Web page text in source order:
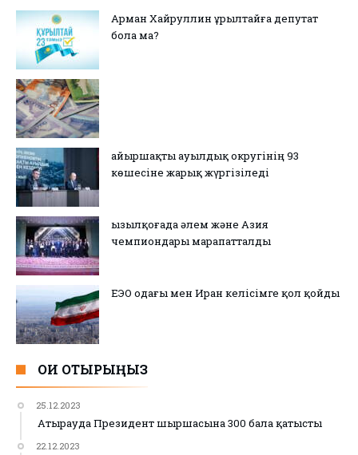
Арман Хайруллин Құрылтайға депутат
бола ма?
Қайыршақты ауылдық округінің 93
көшесіне жарық жүргізіледі
Қызылқоғада әлем және Азия
чемпиондары марапатталды
ЕЭО одағы мен Иран келісімге қол қойды
ОҚИ ОТЫРЫҢЫЗ
25.12.2023
Атырауда Президент шыршасына 300 бала қатысты
22.12.2023